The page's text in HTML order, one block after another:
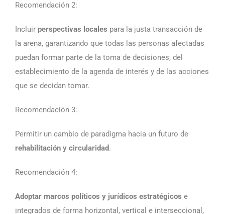
Recomendación 2:
Incluir perspectivas locales para la justa transacción de
la arena, garantizando que todas las personas afectadas
puedan formar parte de la toma de decisiones, del
establecimiento de la agenda de interés y de las acciones
que se decidan tomar.
Recomendación 3:
Permitir un cambio de paradigma hacia un futuro de
rehabilitación y circularidad.
Recomendación 4:
Adoptar marcos políticos y jurídicos estratégicos e
integrados de forma horizontal, vertical e interseccional,